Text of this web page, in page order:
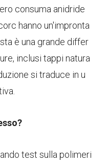
consuma anidride
hanno un'impronta
è una grande differ
inclusi tappi natura
si traduce in u
test sulla polimeri